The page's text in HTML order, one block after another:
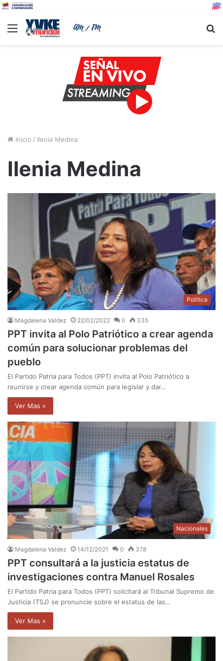
Menu
Inicio / Ilenia Medina
Ilenia Medina
Política
Magdalena Valdez 22/02/2022 0 335
PPT invita al Polo Patriótico a crear agenda
común para solucionar problemas del
pueblo
El Partido Patria para Todos (PPT) invita al Polo Patriótico a
reunirse y crear agenda común para legislar y dar…
Ver Mas »
Nacionales
Magdalena Valdez 14/12/2021 0 378
PPT consultará a la justicia estatus de
investigaciones contra Manuel Rosales
El Partido Patria para Todos (PPT) solicitará al Tribunal Supremo de
Justicia (TSJ) se pronuncie sobre el estatus de las…
Ver Mas »